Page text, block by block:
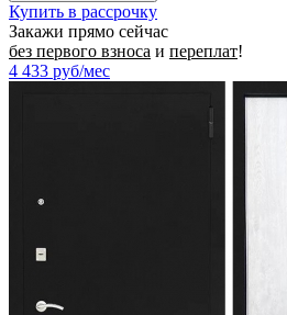
Купить в рассрочку
Закажи прямо сейчас
без первого взноса и переплат!
4 433 руб/мес